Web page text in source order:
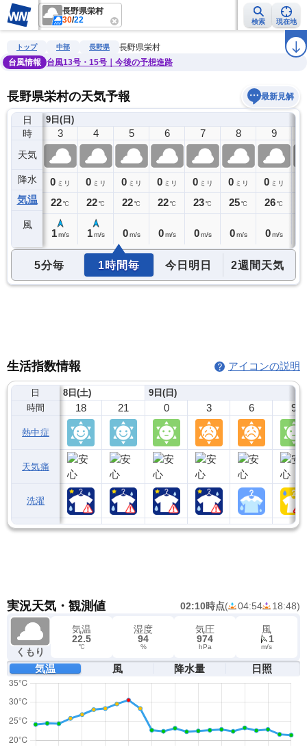
長野県栄村
30/22 検索 現在地
雨雲レーダー 台風情報 地震情報 ラ
トップ 中部 長野県
長野県栄村
台風情報
台風13号・15号｜今後の予想進路
長野県栄村の天気予報 最新見解
日
時
天気
降水
気温
風
9日(日)
2
0ミリ
23℃
3
0 ミリ
22℃
1 m/s
4
0 ミリ
22℃
1 m/s
5
0 ミリ
22℃
0 m/s
6
0 ミリ
22℃
0 m/s
7
0 ミリ
23℃
0 m/s
8
0 ミリ
25℃
0 m/s
9
0 ミリ
26℃
0 m/s
5分毎 1時間毎 今日明日 2週間天気
生活指数情報 アイコンの説明
日
時間
熱中症
天気痛
洗濯
8日(土)
18 21
9日(日)
0 3 6 9
実況天気・観測値 02:10時点( 04:54 18:48)
くもり
気温
22.5
℃
湿度
94
%
気圧
974
hPa
風
1
m/s
気温 風 降水量 日照